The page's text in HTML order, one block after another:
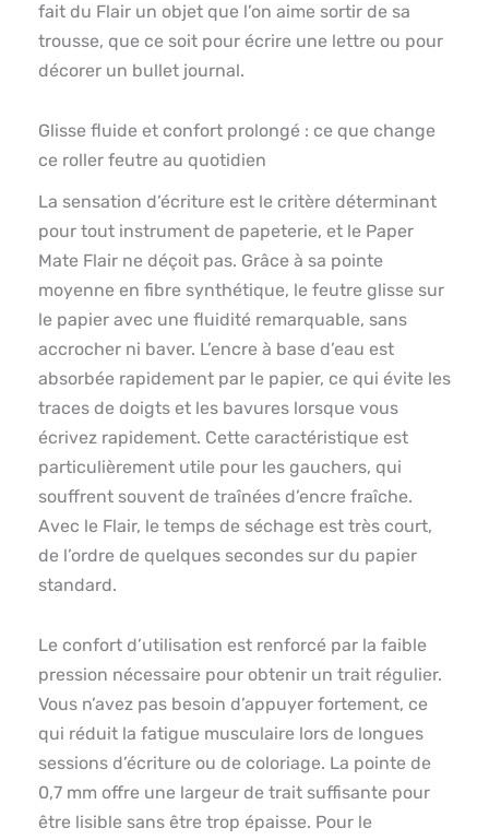
fait du Flair un objet que l’on aime sortir de sa
trousse, que ce soit pour écrire une lettre ou pour
décorer un bullet journal.
Glisse fluide et confort prolongé : ce que change
ce roller feutre au quotidien
La sensation d’écriture est le critère déterminant
pour tout instrument de papeterie, et le Paper
Mate Flair ne déçoit pas. Grâce à sa pointe
moyenne en fibre synthétique, le feutre glisse sur
le papier avec une fluidité remarquable, sans
accrocher ni baver. L’encre à base d’eau est
absorbée rapidement par le papier, ce qui évite les
traces de doigts et les bavures lorsque vous
écrivez rapidement. Cette caractéristique est
particulièrement utile pour les gauchers, qui
souffrent souvent de traînées d’encre fraîche.
Avec le Flair, le temps de séchage est très court,
de l’ordre de quelques secondes sur du papier
standard.
Le confort d’utilisation est renforcé par la faible
pression nécessaire pour obtenir un trait régulier.
Vous n’avez pas besoin d’appuyer fortement, ce
qui réduit la fatigue musculaire lors de longues
sessions d’écriture ou de coloriage. La pointe de
0,7 mm offre une largeur de trait suffisante pour
être lisible sans être trop épaisse. Pour le